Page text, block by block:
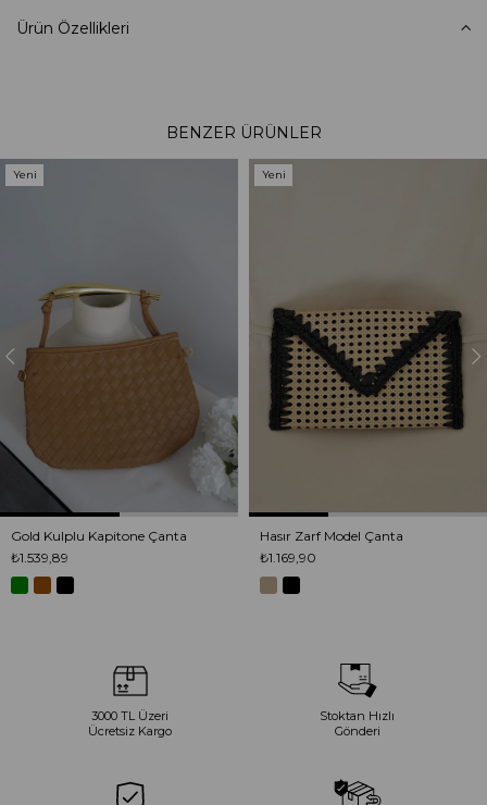
Ürün Özellikleri
BENZER ÜRÜNLER
Gold Kulplu Kapitone Çanta
₺1.539,89
Yeni
Hasır Zarf Model Çanta
₺1.169,90
Yeni
3000 TL Üzeri
Ücretsiz Kargo
Stoktan Hızlı
Gönderi